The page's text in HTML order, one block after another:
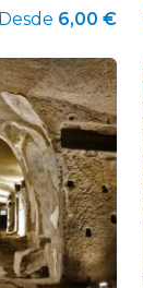
Desde 6,00 €